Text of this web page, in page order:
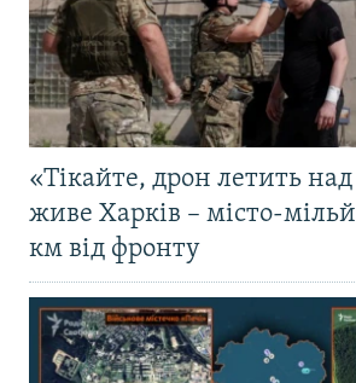
«Тікайте, дрон летить
живе Харків – місто-
км від фронту